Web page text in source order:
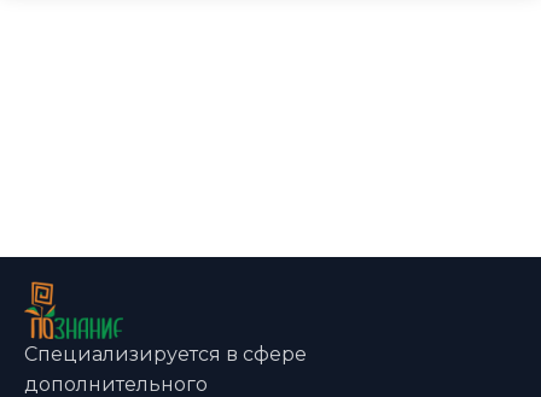
Специализируется в сфере
дополнительного